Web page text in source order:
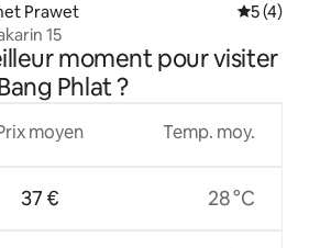
Prawet
5 (4)
15
moment pour visiter
Phlat ?
moyen
37 €
Temp. moy.
28 °C